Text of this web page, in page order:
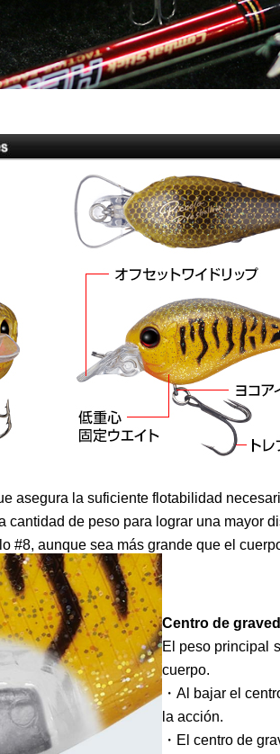
asegura la suficiente flotabilidad
cantidad de peso para lograr una mayor
#8, aunque sea más grande que el
Centro de
El peso principal
cuerpo.
・Al bajar el
la acción.
・El centro de